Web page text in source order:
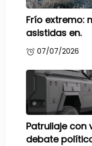
Frío extremo:
asistidas en.
07/07/2026
Patrullaje con
debate